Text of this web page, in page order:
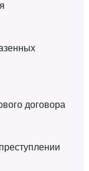
договора